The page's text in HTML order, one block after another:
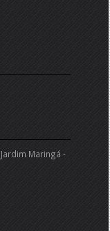
Maringá -